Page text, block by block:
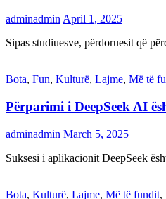
adminadmin April 1, 2025
Sipas studiuesve, përdoruesit që
Bota, Fun, Kulturë, Lajme, Më të
Përparimi i DeepSeek AI
adminadmin March 5, 2025
Suksesi i aplikacionit DeepSeek
Bota, Kulturë, Lajme, Më të fundit,